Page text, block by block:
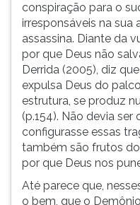
conspiração para o
irresponsáveis na sua
assassina. Diante da
por que Deus não
Derrida (2005), diz
expulsa Deus do
estrutura, se produz
(p.154). Não devia
configurasse essas
também são frutos
por que Deus nos
Até parece que,
o bem, que o